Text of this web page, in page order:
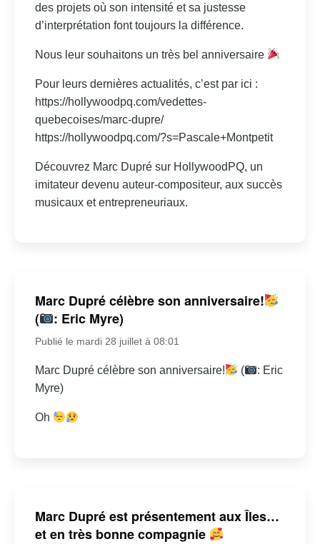
des projets où son intensité et sa justesse
d’interprétation font toujours la différence.
Nous leur souhaitons un très bel anniversaire
Pour leurs dernières actualités, c’est par ici :
https://hollywoodpq.com/vedettes-
quebecoises/marc-dupre/
https://hollywoodpq.com/?s=Pascale+Montpetit
Découvrez Marc Dupré sur HollywoodPQ, un
imitateur devenu auteur-compositeur, aux succès
musicaux et entrepreneuriaux.
Marc Dupré célèbre son anniversaire!
(
: Eric Myre)
Publié le mardi 28 juillet à 08:01
Marc Dupré célèbre son anniversaire! (
: Eric
Myre)
Oh
Marc Dupré est présentement aux Îles…
et en très bonne compagnie